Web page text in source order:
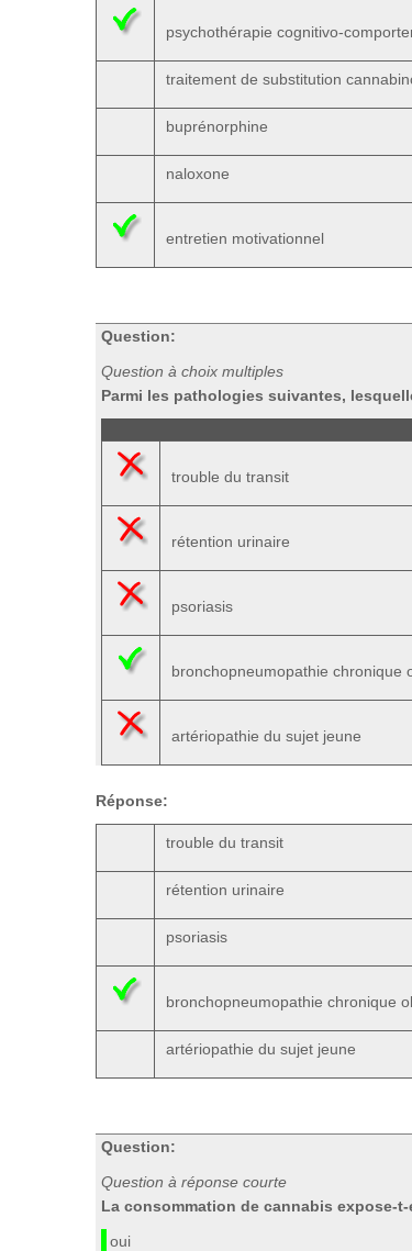
psychothérapie cognitivo-
traitement de substitution
buprénorphine
naloxone
entretien motivationnel
Question:
Question à choix multiples
Parmi les pathologies suivantes,
trouble du transit
rétention urinaire
psoriasis
bronchopneumopathie chronique
artériopathie du sujet jeune
Réponse:
trouble du transit
rétention urinaire
psoriasis
bronchopneumopathie chronique
artériopathie du sujet jeune
Question:
Question à réponse courte
La consommation de cannabis expose-
oui